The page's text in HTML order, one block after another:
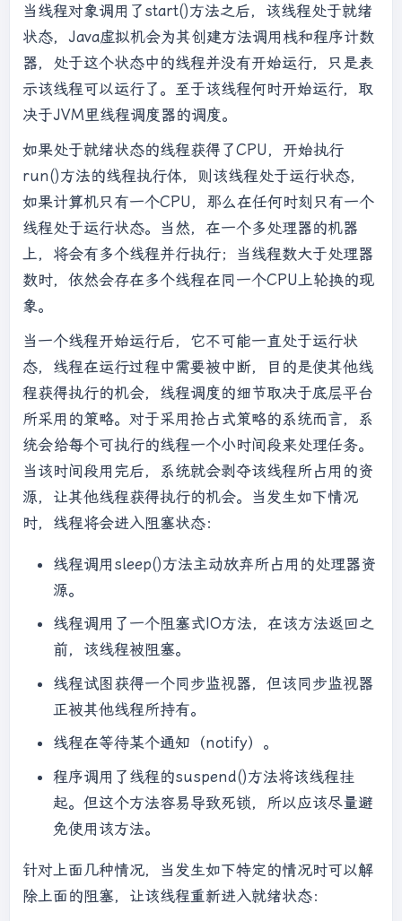
当线程对象调用了start()方法之后，该线程处于就绪
状态，Java虚拟机会为其创建方法调用栈和程序计数
器，处于这个状态中的线程并没有开始运行，只是表
示该线程可以运行了。至于该线程何时开始运行，取
决于JVM里线程调度器的调度。
如果处于就绪状态的线程获得了CPU，开始执行
run()方法的线程执行体，则该线程处于运行状态，
如果计算机只有一个CPU，那么在任何时刻只有一个
线程处于运行状态。当然，在一个多处理器的机器
上，将会有多个线程并行执行；当线程数大于处理器
数时，依然会存在多个线程在同一个CPU上轮换的现
象。
当一个线程开始运行后，它不可能一直处于运行状
态，线程在运行过程中需要被中断，目的是使其他线
程获得执行的机会，线程调度的细节取决于底层平台
所采用的策略。对于采用抢占式策略的系统而言，系
统会给每个可执行的线程一个小时间段来处理任务。
当该时间段用完后，系统就会剥夺该线程所占用的资
源，让其他线程获得执行的机会。当发生如下情况
时，线程将会进入阻塞状态：
线程调用sleep()方法主动放弃所占用的处理器资
源。
线程调用了一个阻塞式IO方法，在该方法返回之
前，该线程被阻塞。
线程试图获得一个同步监视器，但该同步监视器
正被其他线程所持有。
线程在等待某个通知（notify）。
程序调用了线程的suspend()方法将该线程挂
起。但这个方法容易导致死锁，所以应该尽量避
免使用该方法。
针对上面几种情况，当发生如下特定的情况时可以解
除上面的阻塞，让该线程重新进入就绪状态：